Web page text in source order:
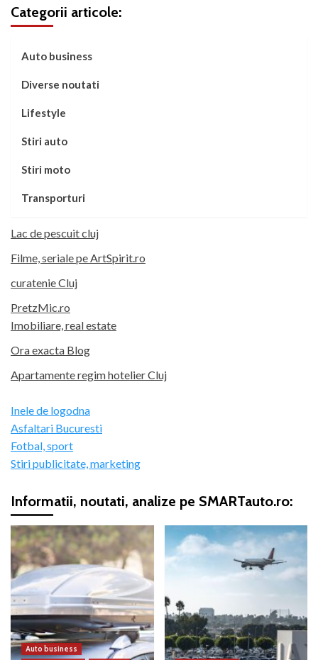
Categorii articole:
Auto business
Diverse noutati
Lifestyle
Stiri auto
Stiri moto
Transporturi
Lac de pescuit cluj
Filme, seriale pe ArtSpirit.ro
curatenie Cluj
PretzMic.ro
Imobiliare, real estate
Ora exacta Blog
Apartamente regim hotelier Cluj
Inele de logodna
Asfaltari Bucuresti
Fotbal, sport
Stiri publicitate, marketing
Informatii, noutati, analize pe SMARTauto.ro:
Auto business